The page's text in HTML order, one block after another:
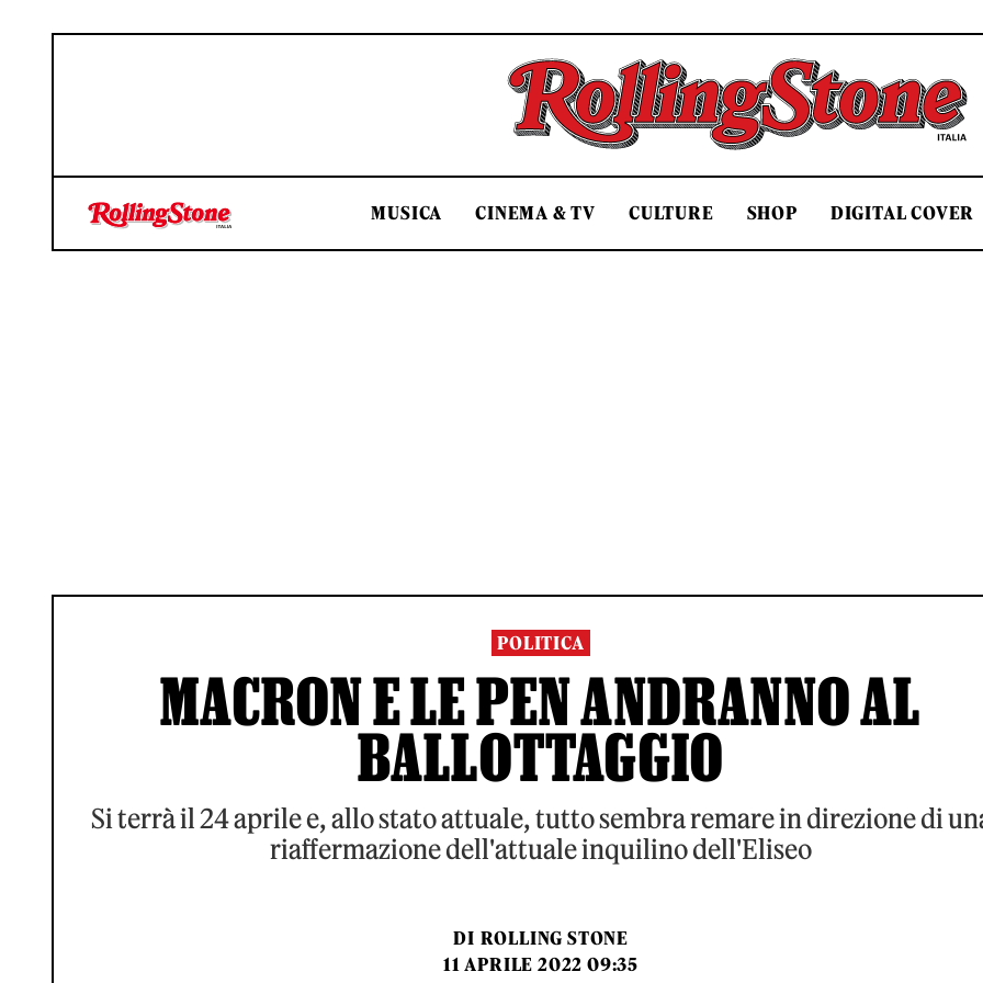
Rolling Stone Italia
MUSICA CINEMA & TV CULTURE SHOP DIGITAL COVER
POLITICA
MACRON E LE PEN ANDRANNO AL
BALLOTTAGGIO
Si terrà il 24 aprile e, allo stato attuale, tutto sembra remare in direzione di
riaffermazione dell'attuale inquilino dell'Eliseo
DI ROLLING STONE
11 APRILE 2022 09:35